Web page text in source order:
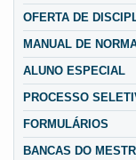
OFERTA DE
MANUAL DE
ALUNO ESPECIAL
PROCESSO
FORMULÁRIOS
BANCAS DO